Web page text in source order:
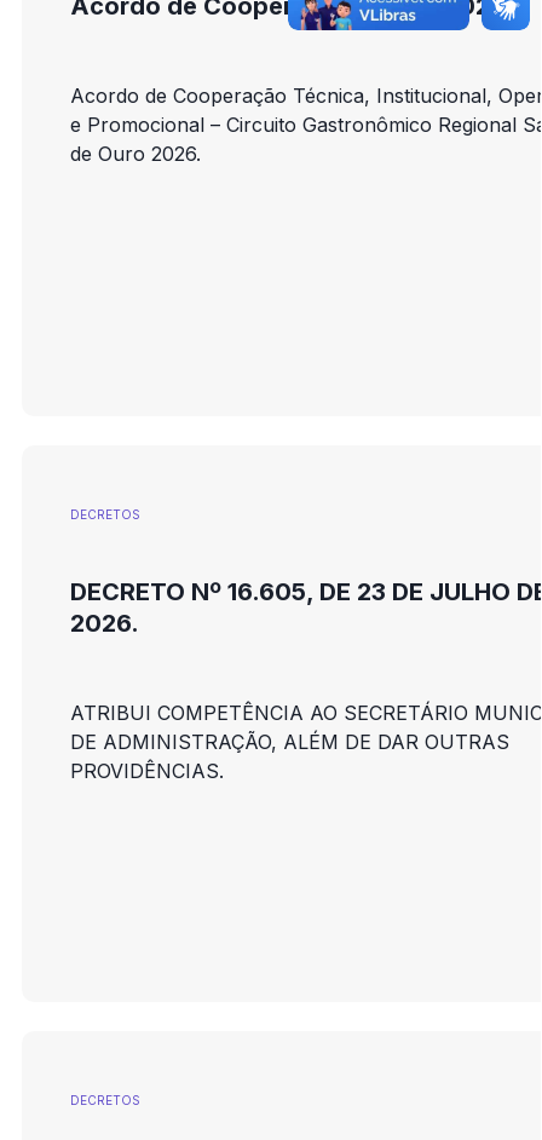
Acordo de Cooperação nº 010/2026
Acordo de Cooperação Técnica, Institucional,
e Promocional – Circuito Gastronômico Regional
de Ouro 2026.
DECRETOS
DECRETO Nº 16.605, DE 23 DE JULHO
2026.
ATRIBUI COMPETÊNCIA AO SECRETÁRIO
DE ADMINISTRAÇÃO, ALÉM DE DAR OUTRAS
PROVIDÊNCIAS.
DECRETOS